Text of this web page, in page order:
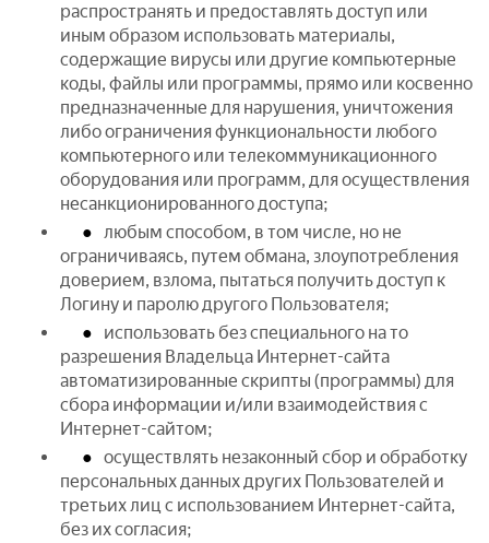
распространять и предоставлять доступ или
иным образом использовать материалы,
содержащие вирусы или другие компьютерные
коды, файлы или программы, прямо или косвенно
предназначенные для нарушения, уничтожения
либо ограничения функциональности любого
компьютерного или телекоммуникационного
оборудования или программ, для осуществления
несанкционированного доступа;
любым способом, в том числе, но не
ограничиваясь, путем обмана, злоупотребления
доверием, взлома, пытаться получить доступ к
Логину и паролю другого Пользователя;
использовать без специального на то
разрешения Владельца Интернет-сайта
автоматизированные скрипты (программы) для
сбора информации и/или взаимодействия с
Интернет-сайтом;
осуществлять незаконный сбор и обработку
персональных данных других Пользователей и
третьих лиц с использованием Интернет-сайта,
без их согласия;